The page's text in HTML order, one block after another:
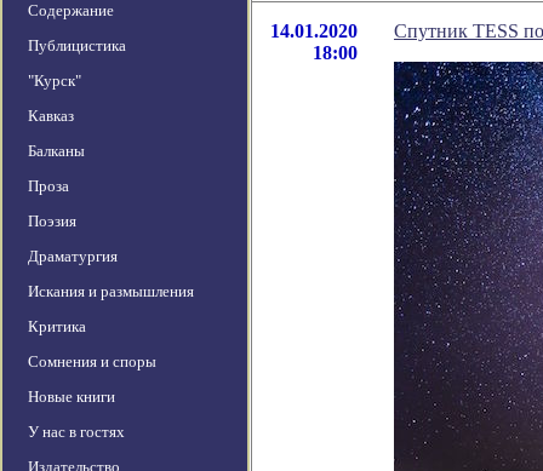
Содержание
Публицистика
"Курск"
Кавказ
Балканы
Проза
Поэзия
Драматургия
Искания и размышления
Критика
Сомнения и споры
Новые книги
У нас в гостях
Издательство
14.01.2020
18:00
Спутник TESS